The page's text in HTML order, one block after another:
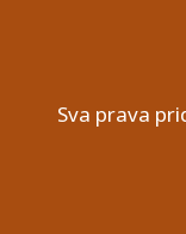
Sva prava